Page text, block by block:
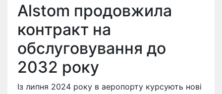
Alstom продовжила
контракт на
обслуговування до
2032 року
Із липня 2024 року в аеропорту курсують нові